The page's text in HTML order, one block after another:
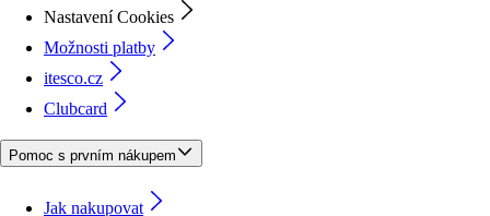
Nastavení Cookies
Možnosti platby
itesco.cz
Clubcard
Pomoc s prvním nákupem
Jak nakupovat